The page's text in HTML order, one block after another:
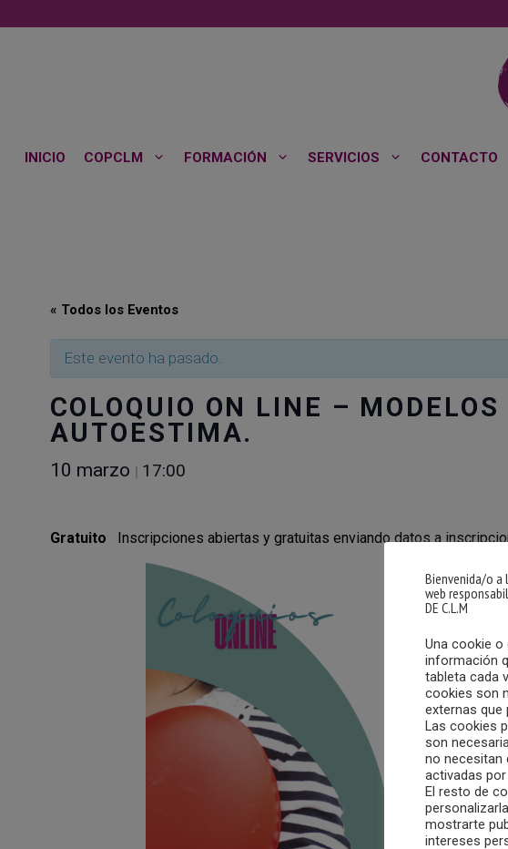
al
INICIO COPCLM FORMACIÓN SERVICIOS CONTACTO
« Todos los Eventos
Este evento ha pasado.
COLOQUIO ON LINE –
AUTOESTIMA.
10 marzo 17:00
Gratuito Inscripciones abiertas y gratuitas enviando datos a
Bienvenida/o a
web
DE C.L.M
Una cookie
información
tableta cada
cookies son
externas que
Las cookies
son
no necesitan
activadas
El resto de
mostrarte
intereses